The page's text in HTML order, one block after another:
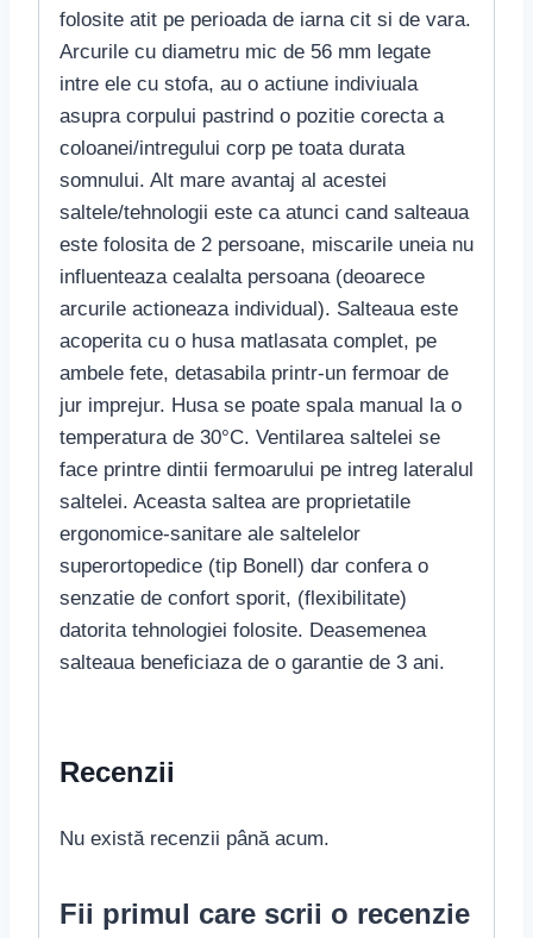
folosite atit pe perioada de iarna cit si de vara.
Arcurile cu diametru mic de 56 mm legate
intre ele cu stofa, au o actiune indiviuala
asupra corpului pastrind o pozitie corecta a
coloanei/intregului corp pe toata durata
somnului. Alt mare avantaj al acestei
saltele/tehnologii este ca atunci cand salteaua
este folosita de 2 persoane, miscarile uneia nu
influenteaza cealalta persoana (deoarece
arcurile actioneaza individual). Salteaua este
acoperita cu o husa matlasata complet, pe
ambele fete, detasabila printr-un fermoar de
jur imprejur. Husa se poate spala manual la o
temperatura de 30°C. Ventilarea saltelei se
face printre dintii fermoarului pe intreg lateralul
saltelei. Aceasta saltea are proprietatile
ergonomice-sanitare ale saltelelor
superortopedice (tip Bonell) dar confera o
senzatie de confort sporit, (flexibilitate)
datorita tehnologiei folosite. Deasemenea
salteaua beneficiaza de o garantie de 3 ani.
Recenzii
Nu există recenzii până acum.
Fii primul care scrii o recenzie